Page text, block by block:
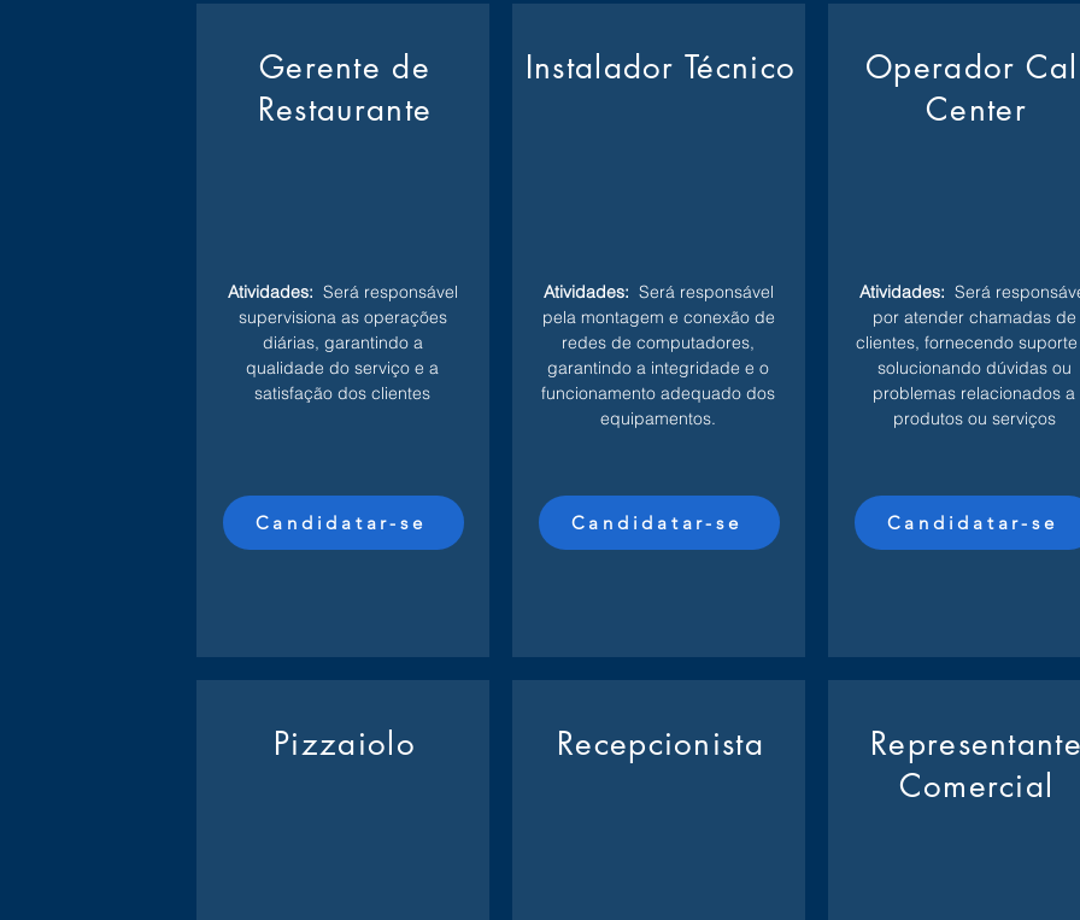
Gerente de
Restaurante
Atividades: Será responsável
supervisiona as operações
diárias, garantindo a
qualidade do serviço e a
satisfação dos clientes
Candidatar-se
Pizzaiolo
Instalador Técnico
Atividades: Será responsável
pela montagem e conexão de
redes de computadores,
garantindo a integridade e o
funcionamento adequado dos
equipamentos.
Candidatar-se
Recepcionista
Operador
Center
Atividades: Será
por atender chamadas de
clientes, fornecendo
solucionando dúvidas ou
problemas relacionados a
produtos ou serviços
Candidatar-se
Comercial